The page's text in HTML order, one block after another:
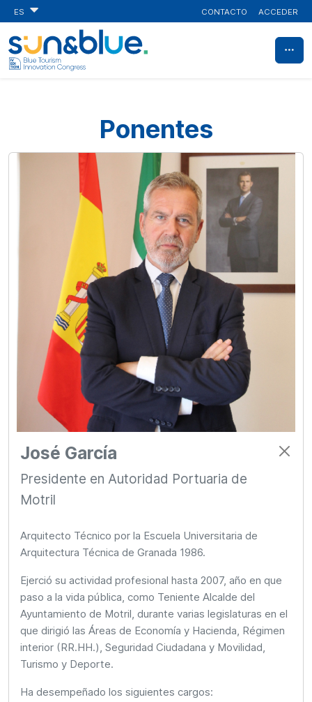
ES CONTACTO ACCEDER
Ponentes
José García
Presidente en Autoridad Portuaria de
Motril
Arquitecto Técnico por la Escuela Universitaria de
Arquitectura Técnica de Granada 1986.
Ejerció su actividad profesional hasta 2007, año en que
paso a la vida pública, como Teniente Alcalde del
Ayuntamiento de Motril, durante varias legislaturas en el
que dirigió las Áreas de Economía y Hacienda, Régimen
interior (RR.HH.), Seguridad Ciudadana y Movilidad,
Turismo y Deporte.
Ha desempeñado los siguientes cargos: